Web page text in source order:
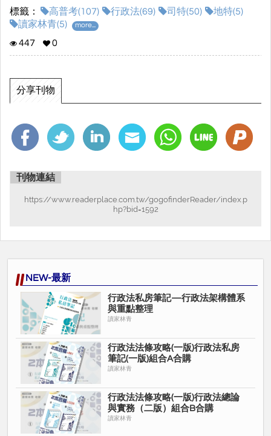
標籤： 高普考(107) 行政法(69) 司特(50)
地特(5)
讀家林青(5)
more...
447 0
分享刊物
刊物連結
https://www.readerplace.com.tw/gogofinderReader/index.p
hp?bid=1592
NEW-最新
行政法私房筆記—行政法架構體系
與重點整理
讀家林青
行政法法條攻略(一版)行政法私房
筆記(一版)組合A合購
讀家林青
行政法法條攻略(一版)行政法總論
與實務（二版）組合B合購
讀家林青